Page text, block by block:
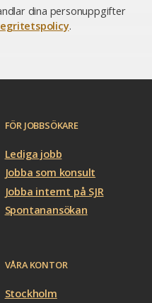
dina personuppgifter
.
FÖR JOBBSÖKARE
Lediga jobb
Jobba som konsult
Jobba internt på SJR
Spontanansökan
VÅRA KONTOR
Stockholm